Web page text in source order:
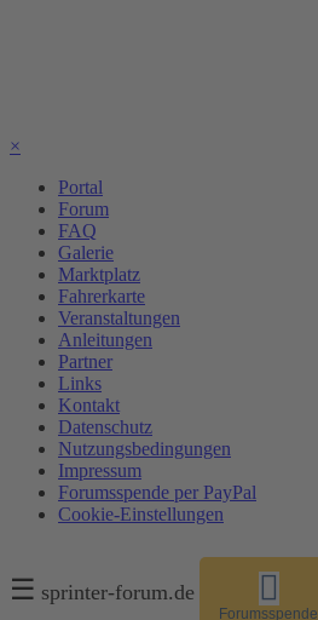
×
Portal
Forum
FAQ
Galerie
Marktplatz
Fahrerkarte
Veranstaltungen
Anleitungen
Partner
Links
Kontakt
Datenschutz
Nutzungsbedingungen
Impressum
Forumsspende per PayPal
Cookie-Einstellungen
☰ sprinter-forum.de
Forumsspende